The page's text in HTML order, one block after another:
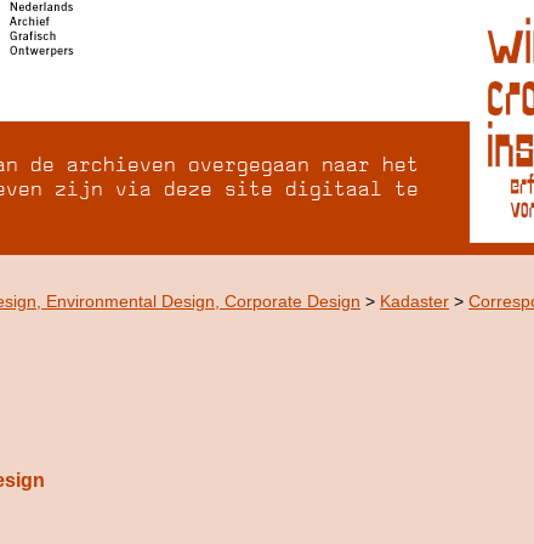
de archieven overgegaan naar het
zijn via deze site digitaal te
Environmental Design, Corporate Design > Kadaster >